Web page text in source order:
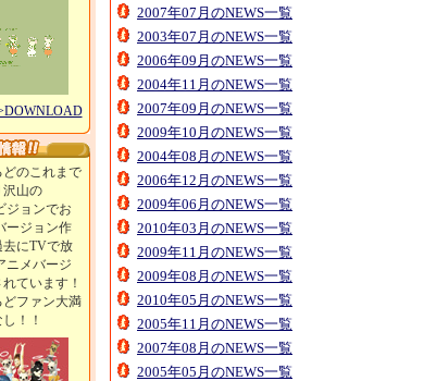
のこれまで
山の
ジョンでお
ージョン作
にTVで放
ニメバージ
ています！
ファン大満
！！
2007年07月のNEWS一覧
2003年07月のNEWS一覧
2006年09月のNEWS一覧
2004年11月のNEWS一覧
2007年09月のNEWS一覧
2009年10月のNEWS一覧
2004年08月のNEWS一覧
2006年12月のNEWS一覧
2009年06月のNEWS一覧
2010年03月のNEWS一覧
2009年11月のNEWS一覧
2009年08月のNEWS一覧
2010年05月のNEWS一覧
2005年11月のNEWS一覧
2007年08月のNEWS一覧
2005年05月のNEWS一覧